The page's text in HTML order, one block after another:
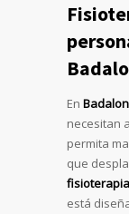
En
necesitan
permita
que
está